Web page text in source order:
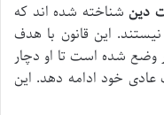
دینشناخته شده اند که
این قانون با هدف
وضع شده است تا او دچار
خود ادامه دهد. این